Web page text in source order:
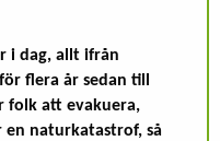
i dag, allt ifrån
flera år sedan till
folk att evakuera,
naturkatastrof, så